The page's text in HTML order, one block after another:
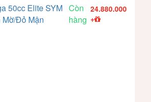
50cc Elite SYM
Đỏ Mận
Còn
hàng
24.880.000
+